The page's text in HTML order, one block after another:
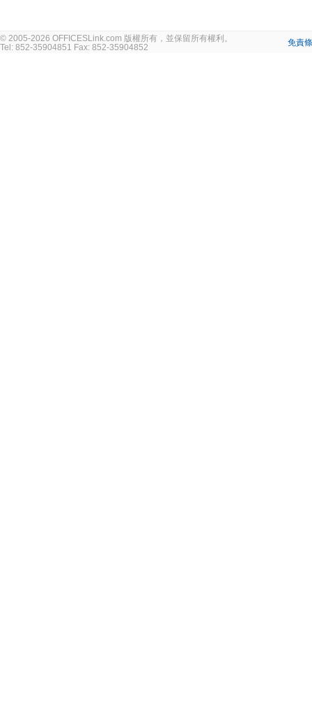
© 2005-2026 OFFICESLink.com 版權所有，並保留所有權利。
Tel: 852-35904851 Fax: 852-35904852
免責